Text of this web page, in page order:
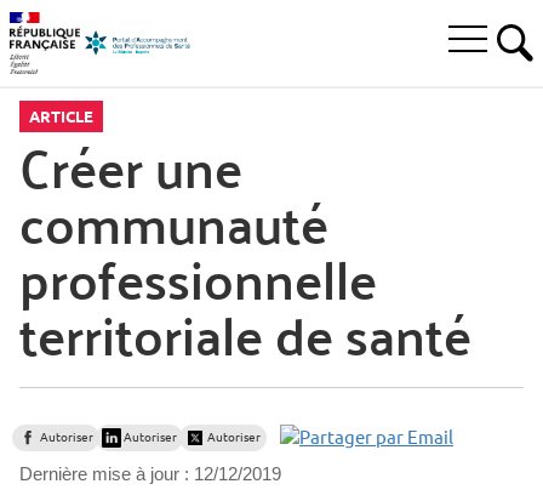
Aller
la
Aller
au
menu
Aller
au
contenu
Ouvrir
ARTICLE
Créer une
communauté
professionnelle
territoriale de santé
Autoriser Autoriser Autoriser
Dernière mise à jour : 12/12/2019